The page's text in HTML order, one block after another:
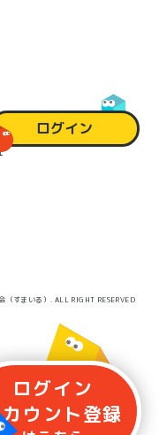
ログイン
カウント登録
ログイン
（すまいる）. ALL RIGHT RESERVED